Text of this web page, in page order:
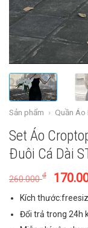
Sản phẩm › Quần Áo
Set Áo
Đuôi Cá Dài
260.000₫
Kích
Đổi trả trong 24h